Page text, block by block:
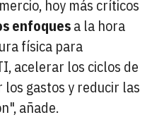
hoy más críticos
enfoquesa la hora
física para
acelerar los ciclos de
gastos y reducir las
añade.